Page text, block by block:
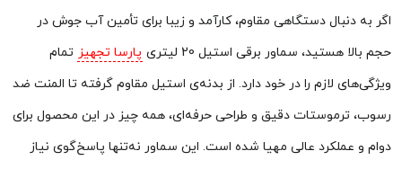
اگر به دنبال دستگاهی مقاوم، کارآمد و زیبا برای تأمین آب جوش در
حجم بالا هستید، سماور برقی استیل 20 لیتری
پارسا تجهیز تمام
ویژگی‌های لازم را در خود دارد. از بدنه‌ی استیل مقاوم گرفته تا المنت ضد
رسوب، ترموستات دقیق و طراحی حرفه‌ای، همه چیز در این محصول برای
دوام و عملکرد عالی مهیا شده است. این سماور نه‌تنها پاسخ‌گوی نیاز